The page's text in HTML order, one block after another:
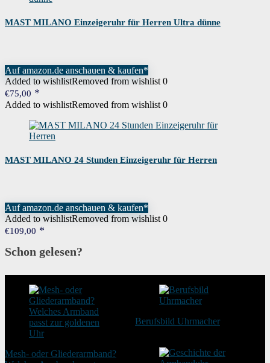
MAST MILANO Einzeigeruhr für Herren Ultra dünne
Auf amazon.de anschauen & kaufen*
Added to wishlistRemoved from wishlist 0
€75,00
Added to wishlistRemoved from wishlist 0
MAST MILANO 24 Stunden Einzeigeruhr für Herren
Auf amazon.de anschauen & kaufen*
Added to wishlistRemoved from wishlist 0
€109,00
Schon gelesen?
Mesh- oder Gliederarmband?
Berufsbild Uhrmacher